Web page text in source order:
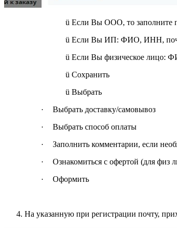
ü Если Вы ООО, то заполните
ü Если Вы ИП: ФИО, ИНН,
ü Если Вы физическое лицо:
ü Сохранить
ü Выбрать
·
Выбрать доставку/самовывоз
·
Выбрать способ оплаты
·
Заполнить комментарии, если
·
Ознакомиться с офертой (для физ
·
Оформить
На указанную при регистрации почту,